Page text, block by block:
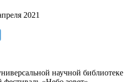
2021
научной библиотеке